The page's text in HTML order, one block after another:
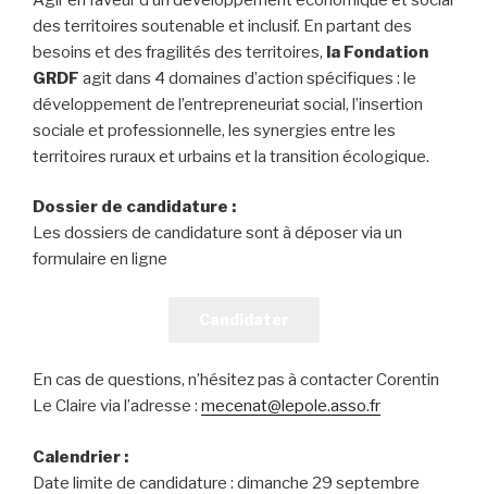
des territoires soutenable et inclusif. En partant des
besoins et des fragilités des territoires, la Fondation
GRDF agit dans 4 domaines d’action spécifiques : le
développement de l’entrepreneuriat social, l’insertion
sociale et professionnelle, les synergies entre les
territoires ruraux et urbains et la transition écologique.
Dossier de candidature :
Les dossiers de candidature sont à déposer via un
formulaire en ligne
En cas de questions, n’hésitez pas à contacter Corentin
Le Claire via l’adresse : mecenat@lepole.asso.fr
Calendrier :
Date limite de candidature : dimanche 29 septembre